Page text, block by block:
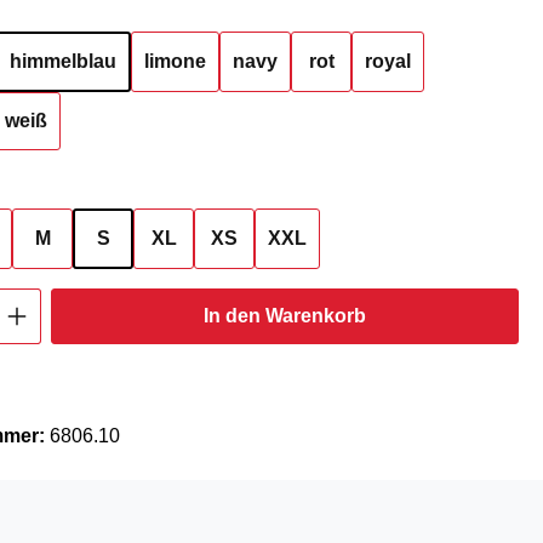
himmelblau limone navy rot royal
weiß
M S XL XS XXL
Anzahl: Gib den gewünschten Wert ein
In den Warenkorb
6806.10